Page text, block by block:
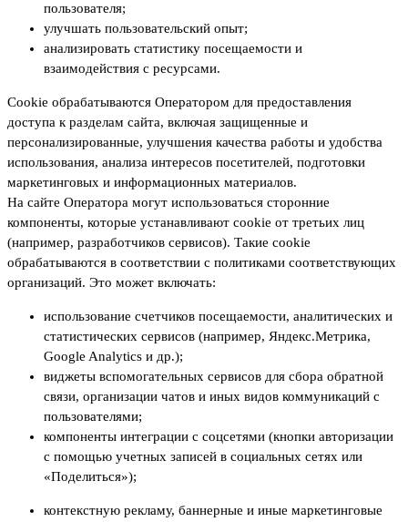
пользователя;
улучшать пользовательский опыт;
анализировать статистику посещаемости и
взаимодействия с ресурсами.
Cookie обрабатываются Оператором для предоставления
доступа к разделам сайта, включая защищенные и
персонализированные, улучшения качества работы и удобства
использования, анализа интересов посетителей, подготовки
маркетинговых и информационных материалов.
На сайте Оператора могут использоваться сторонние
компоненты, которые устанавливают cookie от третьих лиц
(например, разработчиков сервисов). Такие cookie
обрабатываются в соответствии с политиками соответствующих
организаций. Это может включать:
использование счетчиков посещаемости, аналитических и
статистических сервисов (например, Яндекс.Метрика,
Google Analytics и др.);
виджеты вспомогательных сервисов для сбора обратной
связи, организации чатов и иных видов коммуникаций с
пользователями;
компоненты интеграции с соцсетями (кнопки авторизации
с помощью учетных записей в социальных сетях или
«Поделиться»);
контекстную рекламу, баннерные и иные маркетинговые